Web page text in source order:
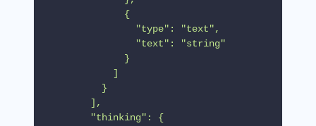
              {
                "type": "text",
                "text": "string"
              }
            ]
          }
        ],
        "thinking": {